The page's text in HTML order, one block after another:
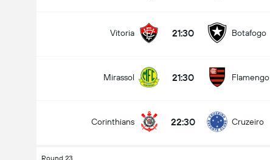
Vitoria 21:30 Botafogo
Mirassol 21:30 Flamengo
Corinthians 22:30 Cruzeiro
Round 23